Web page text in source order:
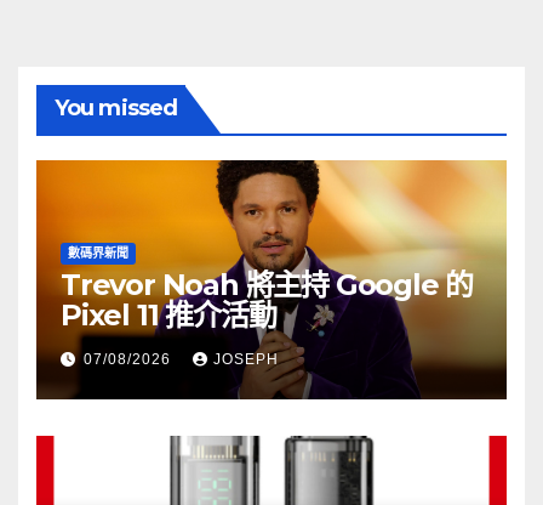
You missed
數碼界新聞
Trevor Noah 將主持 Google 的
Pixel 11 推介活動
07/08/2026 JOSEPH